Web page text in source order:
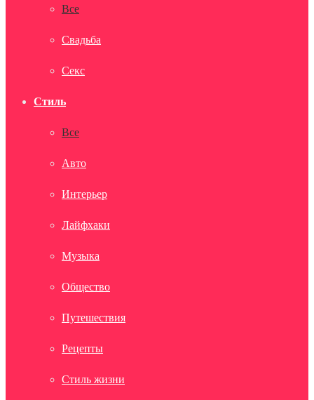
Все
Свадьба
Секс
Стиль
Все
Авто
Интерьер
Лайфхаки
Музыка
Общество
Путешествия
Рецепты
Стиль жизни